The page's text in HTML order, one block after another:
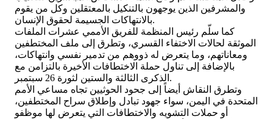
والمشرفين الذين يوجهون بالتنكيل بالمعتقلين وكل من يقوم
بالانتهاكات الجسيمة لحقوق الإنسان.
​كما سلّم رئيس المنظمة للفريق الأممي عشرات الملفات
الموثقة لحالات الاختفاء القسري، وتطرق إلى ملف المختطفين
ومعاناتهم، وما يتعرض له ذووهم من تدمير نفسي وانتهاكات،
بالإضافة إلى تناول حملة الاختطافات الأخيرة بالتزامن مع
الذكرى الثالثة والستين لثورة 26 سبتمبر.
و​تطرق النقاش أيضاً إلى جحود الحوثيين تجاه مساعي الأمم
المتحدة في اليمن، سواء جهود تبادل وإطلاق سراح المختطفين،
أو حملات التشويه والاختطافات التي يتعرض لها موظفو